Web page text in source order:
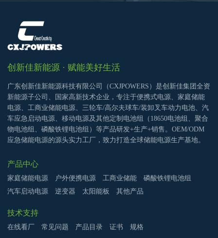
创新佳新能源 · 赋能美好生活
广东创新佳新能源科技有限公司（CXJPOWERS）是创新佳集团全资
新能源子公司、国家高新技术企业，专注于便携式电源、家庭储能
电源、工商业储能电源、三轮车/高尔夫球车/装卸叉车动力电池、汽
车应急启动电源、移动电源及其他定制电池组（18650电池组、聚合
物电池组、磷酸铁锂电池组）等产品研发+生产+销售。OEM/ODM
应急储能电源的源头实力工厂，致力打造全球储能电源生产基地。
产品中心
家庭储能电源 户外便携电源 工商业储能
磷酸铁锂电池组
汽车启动电源
逆变器 太阳能板 其他产品
技术支持
在线看厂 常见问题 产品目录 证书 规格